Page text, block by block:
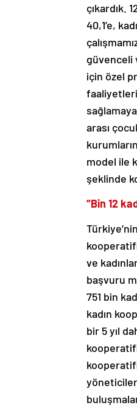
çıkardık.
40,1’e,
güvenceli
için özel
arası
model ile
şeklinde
“Bin 12
ve
başvuru
751 bin
kadın
bir 5 yıl